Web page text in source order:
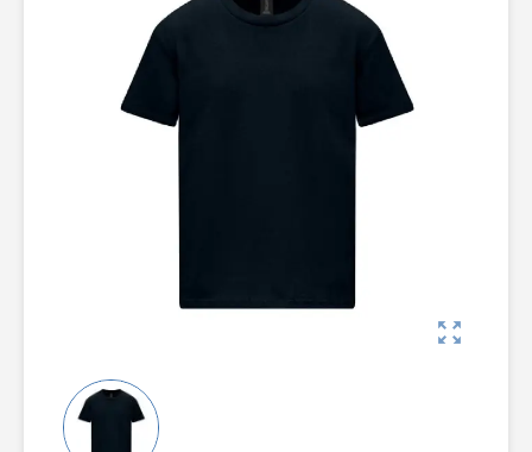
zoom_out_map